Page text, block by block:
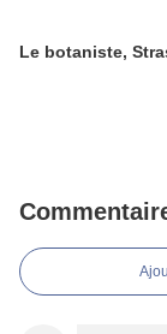
Le botaniste,